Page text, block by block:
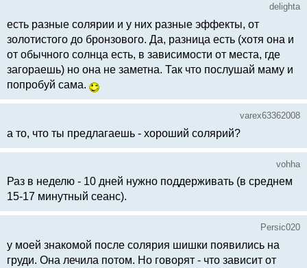
delighta
есть разные солярии и у них разные эффекты, от
золотистого до бронзового. Да, разница есть (хотя она и
от обычного солнца есть, в зависимости от места, где
загораешь) но она не заметна. Так что послушай маму и
попробуй сама.
varex63362008
а то, что ты предлагаешь - хороший солярий?
vohha
Раз в неделю - 10 дней нужно поддерживать (в среднем
15-17 минутный сеанс).
Persic020
у моей знакомой после солярия шишки появились на
груди. Она лечила потом. Но говорят - что зависит от